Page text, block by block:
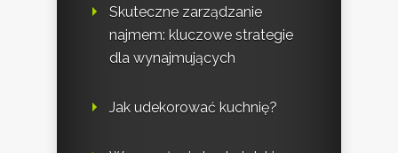
Skuteczne zarządzanie
najmem: kluczowe strategie
dla wynajmujących
Jak udekorować kuchnię?